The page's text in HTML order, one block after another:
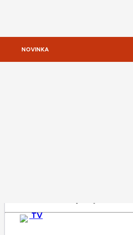
NOVINKA
TV
Čip M4 posúva výkon iMacu a jeho
vykresľuje neuveriteľne realisticky
preskakovanie
Spravuj rodinné